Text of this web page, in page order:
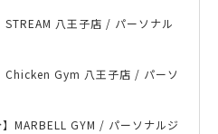
八王子店 / パーソナル
Chicken Gym 八王子店 / パーソ
MARBELL GYM / パーソナルジ